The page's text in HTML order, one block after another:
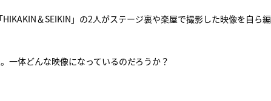
＆SEIKIN」の2人がステージ裏や楽屋で撮影した映像を自ら編
一体どんな映像になっているのだろうか？